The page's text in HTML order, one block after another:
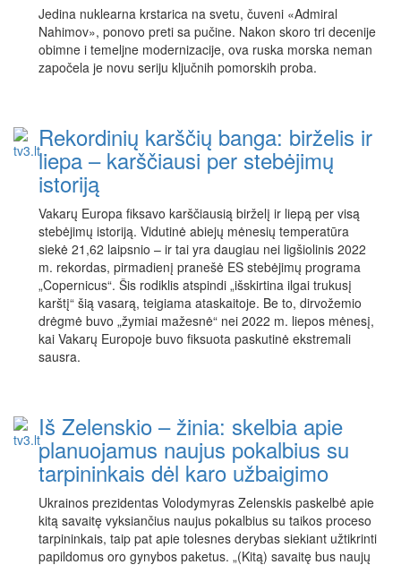
Jedina nuklearna krstarica na svetu, čuveni «Admiral
Nahimov», ponovo preti sa pučine. Nakon skoro tri decenije
obimne i temeljne modernizacije, ova ruska morska neman
započela je novu seriju ključnih pomorskih proba.
Rekordinių karščių banga: birželis ir
liepa – karščiausi per stebėjimų
istoriją
Vakarų Europa fiksavo karščiausią birželį ir liepą per visą
stebėjimų istoriją. Vidutinė abiejų mėnesių temperatūra
siekė 21,62 laipsnio – ir tai yra daugiau nei ligšiolinis 2022
m. rekordas, pirmadienį pranešė ES stebėjimų programa
„Copernicus“. Šis rodiklis atspindi „išskirtina ilgai trukusį
karštį“ šią vasarą, teigiama ataskaitoje. Be to, dirvožemio
drėgmė buvo „žymiai mažesnė“ nei 2022 m. liepos mėnesį,
kai Vakarų Europoje buvo fiksuota paskutinė ekstremali
sausra.
Iš Zelenskio – žinia: skelbia apie
planuojamus naujus pokalbius su
tarpininkais dėl karo užbaigimo
Ukrainos prezidentas Volodymyras Zelenskis paskelbė apie
kitą savaitę vyksiančius naujus pokalbius su taikos proceso
tarpininkais, taip pat apie tolesnes derybas siekiant užtikrinti
papildomus oro gynybos paketus. „(Kitą) savaitę bus naujų